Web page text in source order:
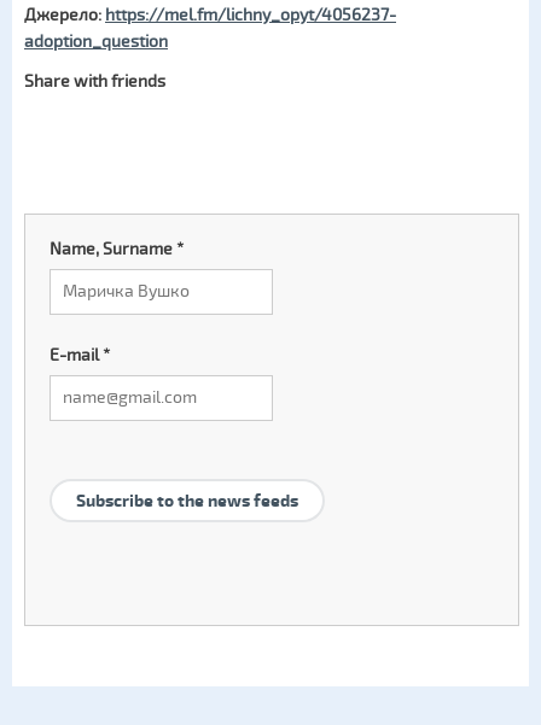
Джерело: https://mel.fm/lichny_opyt/4056237-
adoption_question
Share with friends
Name, Surname*
E-mail*
Subscribe to the news feeds